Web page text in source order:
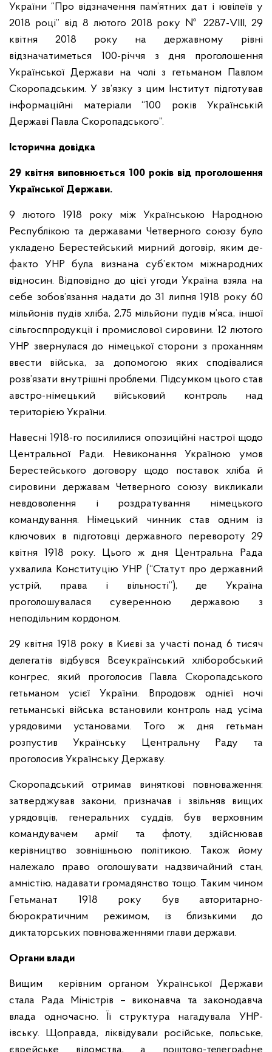
України “Про відзначення пам’ятних дат і ювілеїв у
2018 році” від 8 лютого 2018 року № 2287-VIII, 29
квітня 2018 року на державному рівні
відзначатиметься 100-річчя з дня проголошення
Української Держави на чолі з гетьманом Павлом
Скоропадським. У зв’язку з цим Інститут підготував
інформаційні матеріали “100 років Українській
Державі Павла Скоропадського”.
Історична довідка
29 квітня виповнюється 100 років від проголошення
Української Держави.
9 лютого 1918 року між Українською Народною
Республікою та державами Четверного союзу було
укладено Берестейський мирний договір, яким де-
факто УНР була визнана суб’єктом міжнародних
відносин. Відповідно до цієї угоди Україна взяла на
себе зобов’язання надати до 31 липня 1918 року 60
мільйонів пудів хліба, 2,75 мільйони пудів м’яса, іншої
сільгосппродукції і промислової сировини. 12 лютого
УНР звернулася до німецької сторони з проханням
ввести війська, за допомогою яких сподівалися
розв’язати внутрішні проблеми. Підсумком цього став
австро-німецький військовий контроль над
територією України.
Навесні 1918-го посилилися опозиційні настрої щодо
Центральної Ради. Невиконання Україною умов
Берестейського договору щодо поставок хліба й
сировини державам Четверного союзу викликали
невдоволення і роздратування німецького
командування. Німецький чинник став одним із
ключових в підготовці державного перевороту 29
квітня 1918 року. Цього ж дня Центральна Рада
ухвалила Конституцію УНР (“Статут про державний
устрій, права і вільності”), де Україна
проголошувалася суверенною державою з
неподільним кордоном.
29 квітня 1918 року в Києві за участі понад 6 тисяч
делегатів відбувся Всеукраїнський хліборобський
конгрес, який проголосив Павла Скоропадського
гетьманом усієї України. Впродовж однієї ночі
гетьманські війська встановили контроль над усіма
урядовими установами. Того ж дня гетьман
розпустив Українську Центральну Раду та
проголосив Українську Державу.
Скоропадський отримав виняткові повноваження:
затверджував закони, призначав і звільняв вищих
урядовців, генеральних суддів, був верховним
командувачем армії та флоту, здійснював
керівництво зовнішньою політикою. Також йому
належало право оголошувати надзвичайний стан,
амністію, надавати громадянство тощо. Таким чином
Гетьманат 1918 року був авторитарно-
бюрократичним режимом, із близькими до
диктаторських повноваженнями глави держави.
Органи влади
Вищим керівним органом Української Держави
стала Рада Міністрів – виконавча та законодавча
влада одночасно. Її структура нагадувала УНР-
івську. Щоправда, ліквідували російське, польське,
єврейське відомства, а поштово-телеграфне